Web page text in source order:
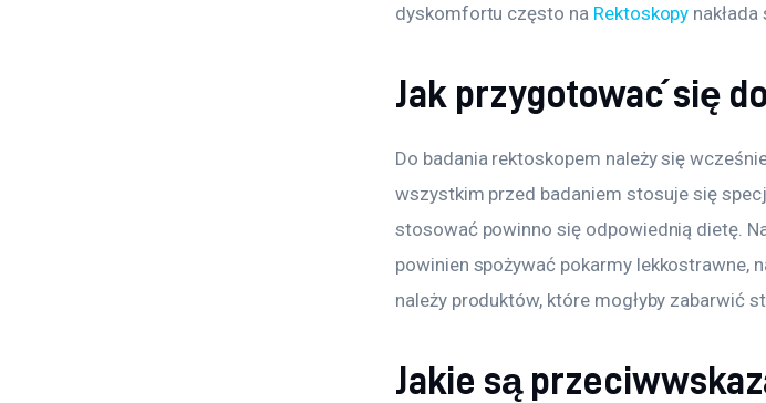
dyskomfortu często na Rektoskopy
Jak przygotować się
Do badania rektoskopem należy się
wszystkim przed badaniem stosuje się
stosować powinno się odpowiednią dietę.
powinien spożywać pokarmy lekkostrawne,
należy produktów, które mogłyby zabarwić
Jakie są